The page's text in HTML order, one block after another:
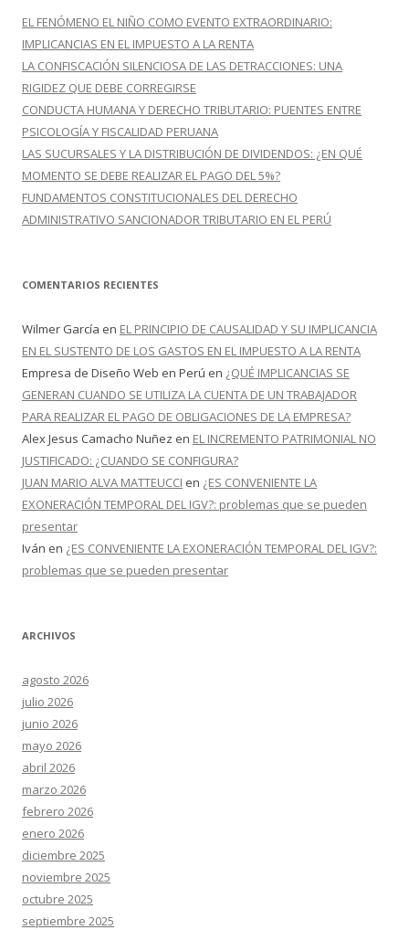
r
:
EL FENÓMENO EL NIÑO COMO EVENTO EXTRAORDINARIO:
IMPLICANCIAS EN EL IMPUESTO A LA RENTA
LA CONFISCACIÓN SILENCIOSA DE LAS DETRACCIONES: UNA
RIGIDEZ QUE DEBE CORREGIRSE
CONDUCTA HUMANA Y DERECHO TRIBUTARIO: PUENTES ENTRE
PSICOLOGÍA Y FISCALIDAD PERUANA
LAS SUCURSALES Y LA DISTRIBUCIÓN DE DIVIDENDOS: ¿EN QUÉ
MOMENTO SE DEBE REALIZAR EL PAGO DEL 5%?
FUNDAMENTOS CONSTITUCIONALES DEL DERECHO
ADMINISTRATIVO SANCIONADOR TRIBUTARIO EN EL PERÚ
COMENTARIOS RECIENTES
Wilmer García en EL PRINCIPIO DE CAUSALIDAD Y SU IMPLICANCIA
EN EL SUSTENTO DE LOS GASTOS EN EL IMPUESTO A LA RENTA
Empresa de Diseño Web en Perú en ¿QUÉ IMPLICANCIAS SE
GENERAN CUANDO SE UTILIZA LA CUENTA DE UN TRABAJADOR
PARA REALIZAR EL PAGO DE OBLIGACIONES DE LA EMPRESA?
Alex Jesus Camacho Nuñez en EL INCREMENTO PATRIMONIAL NO
JUSTIFICADO: ¿CUANDO SE CONFIGURA?
JUAN MARIO ALVA MATTEUCCI en ¿ES CONVENIENTE LA
EXONERACIÓN TEMPORAL DEL IGV?: problemas que se pueden
presentar
Iván en ¿ES CONVENIENTE LA EXONERACIÓN TEMPORAL DEL IGV?:
problemas que se pueden presentar
ARCHIVOS
agosto 2026
julio 2026
junio 2026
mayo 2026
abril 2026
marzo 2026
febrero 2026
enero 2026
diciembre 2025
noviembre 2025
octubre 2025
septiembre 2025